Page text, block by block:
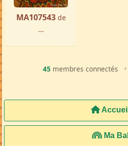
MA107543 de
...
45 membres connectés •
Accueil
Ma Bal